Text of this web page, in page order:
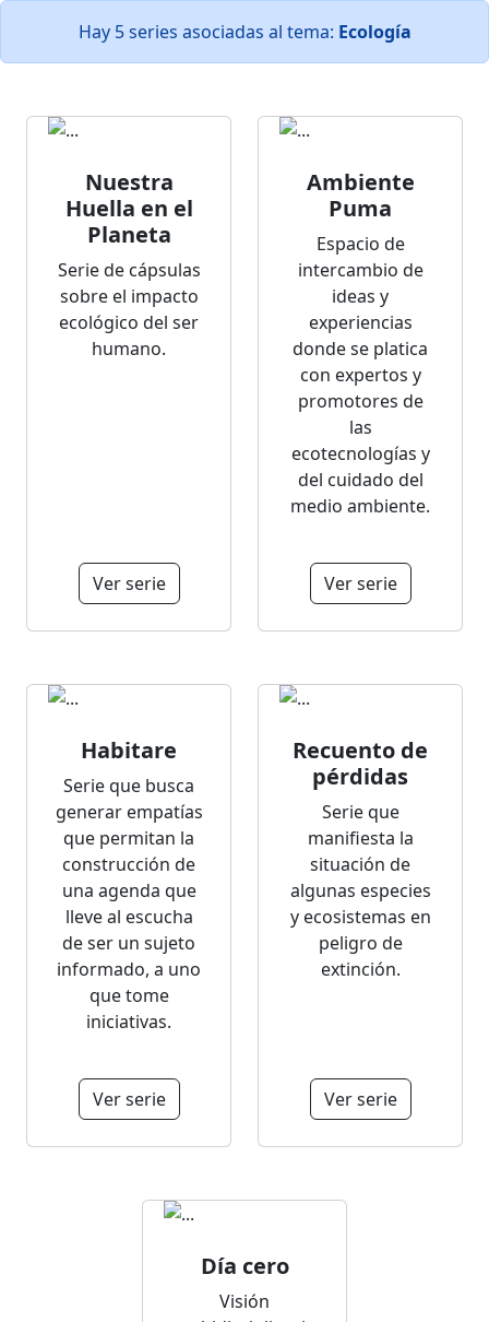
Hay 5 series asociadas al tema: Ecología
Nuestra
Huella en el
Planeta
Serie de cápsulas
sobre el impacto
ecológico del ser
humano.
Ver serie
Ambiente
Puma
Espacio de
intercambio de
ideas y
experiencias
donde se platica
con expertos y
promotores de
las
ecotecnologías y
del cuidado del
medio ambiente.
Ver serie
Habitare
Serie que busca
generar empatías
que permitan la
construcción de
una agenda que
lleve al escucha
de ser un sujeto
informado, a uno
que tome
iniciativas.
Ver serie
Recuento de
pérdidas
Serie que
manifiesta la
situación de
algunas especies
y ecosistemas en
peligro de
extinción.
Ver serie
Día cero
Visión